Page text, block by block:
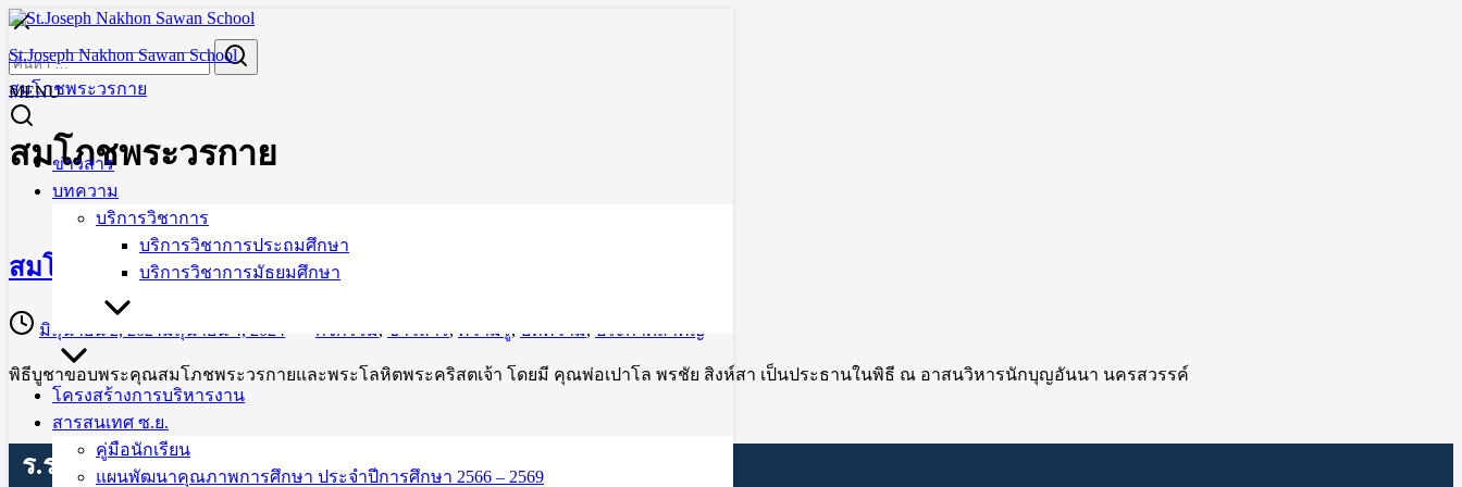
Skip
content
St.Joseph Nakhon Sawan School
MENU
ข่าวสาร
บทความ
บริการวิชาการ
บริการวิชาการประถมศึกษา
บริการวิชาการมัธยมศึกษา
โครงสร้างการบริหารงาน
สารสนเทศ ซ.ย.
คู่มือนักเรียน
แผนพัฒนาคุณภาพการศึกษา ประจำปีการศึกษา 2566 – 2569
Search
for:
สมโภชพระวรกาย
สมโภชพระวรกาย
สมโภชพระวรกายและพระโลหิตพระคริสตเจ้า
มิถุนายน 2, 2024มิถุนายน 4, 2024 กิจกรรม, ข่าวสาร, ความรู้, บทความ, ประกาศสำคัญ
พิธีบูชาขอบพระคุณสมโภชพระวรกายและพระโลหิตพระคริสตเจ้า โดยมี คุณพ่อเปาโล พรชัย สิงห์สา เป็นประธานในพิธี ณ อาสนวิหารนักบุญอันนา นครสวรรค์
ร.ร.เซนต์โยเซฟนครสวรรค์